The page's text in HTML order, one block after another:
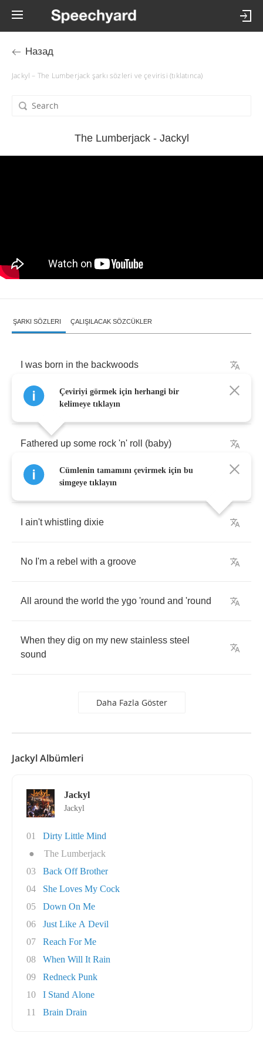
Назад
Jackyl – The Lumberjack şarkı sözleri ve çevirisi (tıklatınca)
The Lumberjack - Jackyl
ŞARKI SÖZLERI ÇALIŞILACAK SÖZCÜKLER
was born in the backwoods
Of a two bit nowhere town
Fathered up some rock 'n' roll (baby)
So you muthers could boogie
ain't whistling dixie
No I'm a rebel with a groove
All around the world the ygo 'round and 'round
When they dig on my new stainless steel
sound
Daha Fazla Göster
Çeviriyi görmek için herhangi bir
kelimeye tıklayın
Cümlenin tamamını çevirmek için bu
simgeye tıklayın
Jackyl Albümleri
Jackyl
Jackyl
01
Dirty Little Mind
●
The Lumberjack
03
Back Off Brother
04
She Loves My Cock
05
Down On Me
06
Just Like A Devil
07
Reach For Me
08
When Will It Rain
09
Redneck Punk
10
I Stand Alone
11
Brain Drain